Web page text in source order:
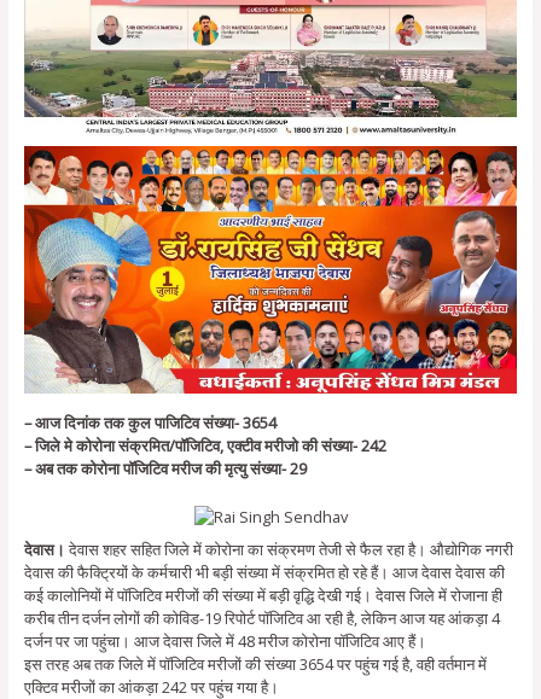
– आज दिनांक तक कुल पाजिटिव संख्या- 3654
– जिले मे कोरोना संक्रमित/पॉजिटिव, एक्‍टीव मरीजो की संख्या- 242
– अब तक कोरोना पॉजिटिव मरीज की मृत्‍यु संख्या- 29
देवास। देवास शहर सहित जिले में कोरोना का संक्रमण तेजी से फैल रहा है। औद्योगिक नगरी
देवास की फैक्ट्रियों के कर्मचारी भी बड़ी संख्या में संक्रमित हो रहे हैं। आज देवास देवास की
कई कालोनियों में पॉजिटिव मरीजों की संख्या में बड़ी वृद्धि देखी गई। देवास जिले में रोजाना ही
करीब तीन दर्जन लोगों की कोविड-19 रिपोर्ट पॉजिटिव आ रही है, लेकिन आज यह आंकड़ा 4
दर्जन पर जा पहुंचा। आज देवास जिले में 48 मरीज कोरोना पॉजिटिव आए हैं।
इस तरह अब तक जिले में पॉजिटिव मरीजों की संख्या 3654 पर पहुंच गई है, वही वर्तमान में
एक्टिव मरीजों का आंकड़ा 242 पर पहुंच गया है।